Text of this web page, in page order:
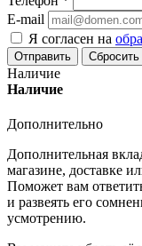
E-mail
Я согласен на
Сбросить
Наличие
Наличие
Дополнительно
Дополнительная
магазине, доставке
Поможет вам
и развеять его
усмотрению.